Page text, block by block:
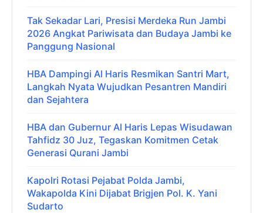
Tak Sekadar Lari, Presisi Merdeka Run Jambi
2026 Angkat Pariwisata dan Budaya Jambi ke
Panggung Nasional
HBA Dampingi Al Haris Resmikan Santri Mart,
Langkah Nyata Wujudkan Pesantren Mandiri
dan Sejahtera
HBA dan Gubernur Al Haris Lepas Wisudawan
Tahfidz 30 Juz, Tegaskan Komitmen Cetak
Generasi Qurani Jambi
Kapolri Rotasi Pejabat Polda Jambi,
Wakapolda Kini Dijabat Brigjen Pol. K. Yani
Sudarto